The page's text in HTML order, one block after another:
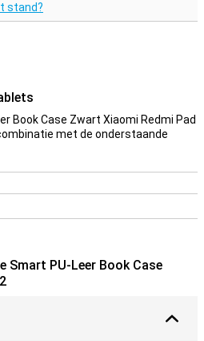
stand?
Book Case Zwart Xiaomi Redmi Pad
met de onderstaande
Smart PU-Leer Book Case